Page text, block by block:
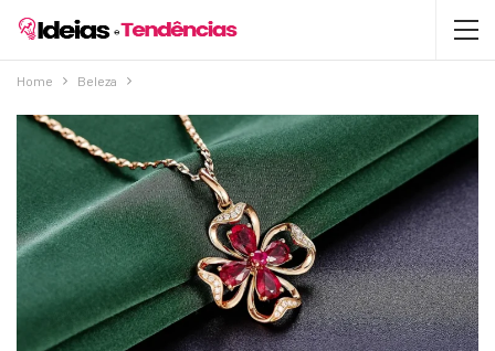
Home Beleza